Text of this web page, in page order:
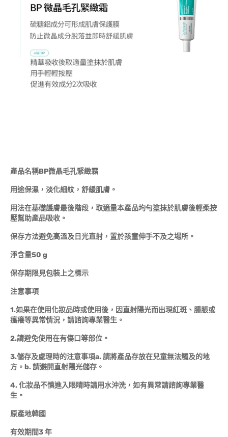
產品名稱BP微晶毛孔緊緻霜
用途保濕，淡化細紋，舒緩肌膚。
用法在基礎護膚最後階段，取適量本產品均勻塗抹於肌膚後輕柔按
壓幫助產品吸收。
保存方法避免高溫及日光直射，置於孩童伸手不及之場所。
淨含量50 g
保存期限見包裝上之標示
注意事項
1.如果在使用化妝品時或使用後，因直射陽光而出現紅斑、腫脹或
瘙癢等異常情況，請諮詢專業醫生。
2.請避免使用在有傷口等部位。
3.儲存及處理時的注意事項a. 請將產品存放在兒童無法觸及的地
方。b. 請避開直射陽光儲存。
4. 化妝品不慎進入眼睛時請用水沖洗，如有異常請諮詢專業醫
生。
原產地韓國
有效期間3 年